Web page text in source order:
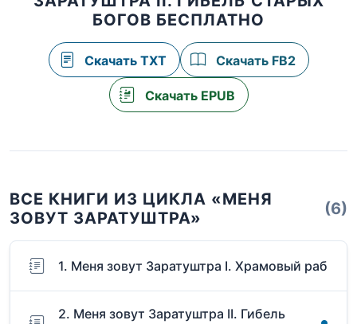
БОГОВ БЕСПЛАТНО
Скачать TXT Скачать FB2
Скачать EPUB
ВСЕ КНИГИ ИЗ ЦИКЛА «МЕНЯ
ЗОВУТ ЗАРАТУШТРА»
(6)
1. Меня зовут Заратуштра I. Храмовый раб
2. Меня зовут Заратуштра II. Гибель